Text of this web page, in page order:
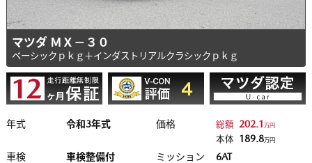
マツダ ＭＸ－３０
ベーシックｐｋｇ＋インダストリアルクラシックｐｋｇ
年式 令和3年式 価格 総額 202.1万円
本体 189.8万円
車検 車検整備付 ミッション
6AT